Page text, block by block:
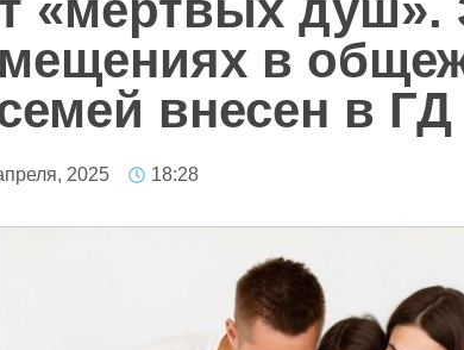
в
внесен в ГД
2025 18:28